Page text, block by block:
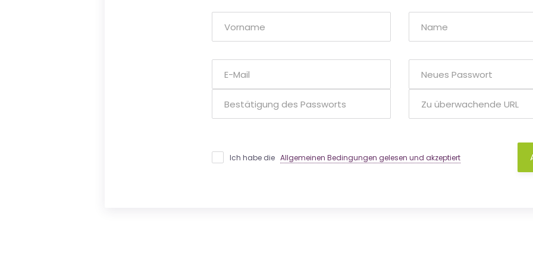
Ich habe die Allgemeinen Bedingungen gelesen und akzeptiert